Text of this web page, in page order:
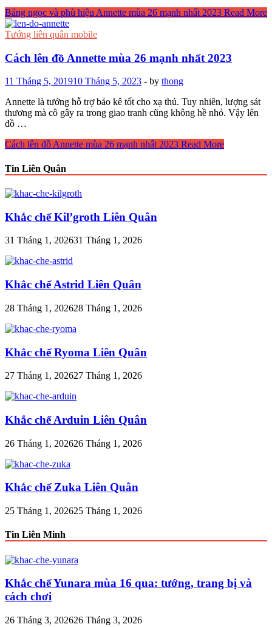
Bảng ngọc và phù hiệu Annette mùa 26 mạnh nhất 2023 Read More
Tướng liên quân mobile
Cách lên đồ Annette mùa 26 mạnh nhất 2023
11 Tháng 5, 201910 Tháng 5, 2023 - by thong
Annette là tướng hỗ trợ bảo kê tốt cho xạ thủ. Tuy nhiên, lượng sát
thương mà cô gây ra trong giao tranh cũng không hề nhỏ. Vậy lên
đồ …
Cách lên đồ Annette mùa 26 mạnh nhất 2023 Read More
Tin Liên Quân
Khắc chế Kil’groth Liên Quân
31 Tháng 1, 202631 Tháng 1, 2026
Khắc chế Astrid Liên Quân
28 Tháng 1, 202628 Tháng 1, 2026
Khắc chế Ryoma Liên Quân
27 Tháng 1, 202627 Tháng 1, 2026
Khắc chế Arduin Liên Quân
26 Tháng 1, 202626 Tháng 1, 2026
Khắc chế Zuka Liên Quân
25 Tháng 1, 202625 Tháng 1, 2026
Tin Liên Minh
Khắc chế Yunara mùa 16 qua: tướng, trang bị và
cách chơi
26 Tháng 3, 202626 Tháng 3, 2026